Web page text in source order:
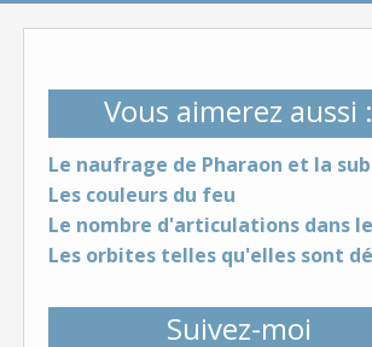
Vous aimerez aussi :
Les couleurs du feu
Suivez-moi